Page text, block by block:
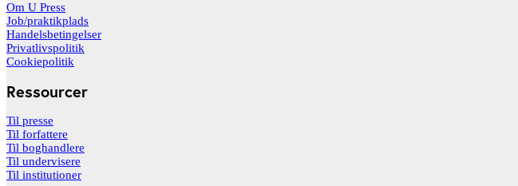
Om U Press
Job/praktikplads
Handelsbetingelser
Privatlivspolitik
Cookiepolitik
Ressourcer
Til presse
Til forfattere
Til boghandlere
Til undervisere
Til institutioner